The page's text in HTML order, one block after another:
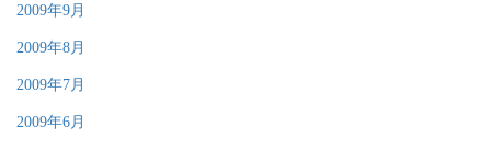
2009年9月
2009年8月
2009年7月
2009年6月